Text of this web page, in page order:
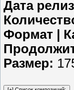
Дата
Формат |
Размер: